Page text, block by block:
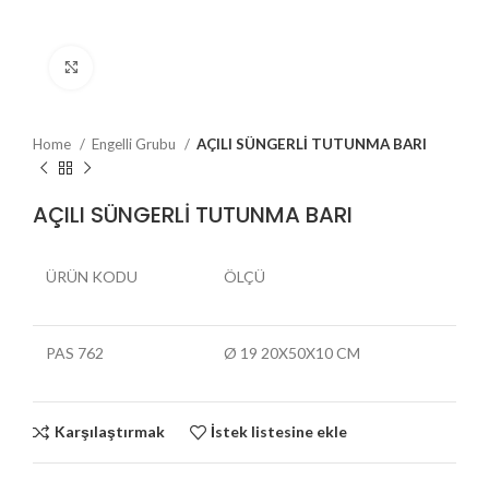
Home Engelli Grubu AÇILI SÜNGERLİ TUTUNMA BARI
AÇILI SÜNGERLİ TUTUNMA BARI
ÜRÜN KODU ÖLÇÜ
PAS 762 Ø 19 20X50X10 CM
Karşılaştırmak İstek listesine ekle